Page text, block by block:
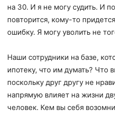
на 30. И я не могу судить. И
повторится, кому-то
ошибку. Я могу уволить не
Наши сотрудники на базе,
ипотеку, что им думать? Что
поскольку друг другу не
напрямую влияет на жизни
человек. Кем вы себя